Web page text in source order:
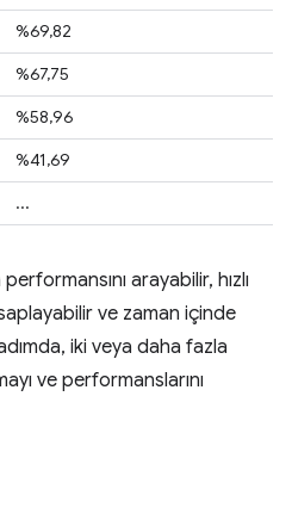
%69,82
%67,75
%58,96
%41,69
...
arayabilir, hızlı
ve zaman içinde
iki veya daha fazla
ve performanslarını